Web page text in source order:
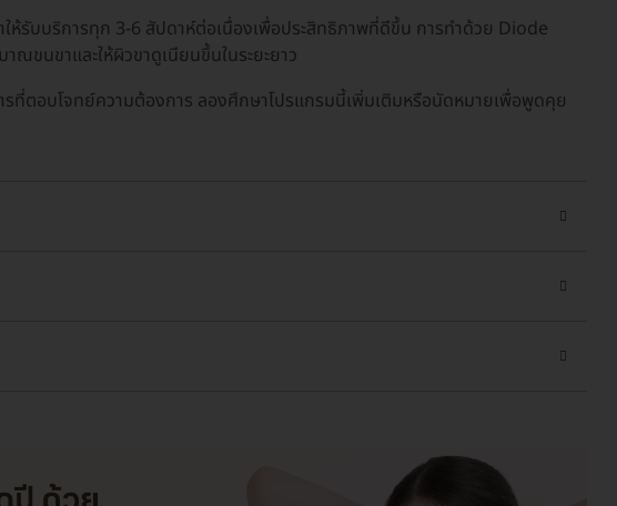
ให้รับบริการทุก 3-6 สัปดาห์ต่อเนื่องเพื่อประสิทธิภาพที่ดีขึ้น การทำด้วย Diode
ขนขาและให้ผิวขาดูเนียนขึ้นในระยะยาว
รที่ตอบโจทย์ความต้องการ ลองศึกษาโปรแกรมนี้เพิ่มเติมหรือนัดหมายเพื่อพูดคุย